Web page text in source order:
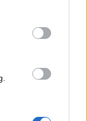
below Google